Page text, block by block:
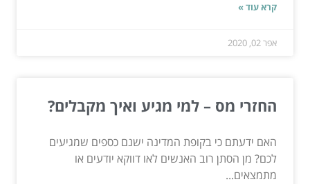
קרא עוד »
אפר 02, 2020
החזרי מס – למי מגיע ואיך מקבלים?
האם ידעתם כי בקופת המדינה ישנם כספים שמגיעים
לכם? מן הסתן רוב האנשים לאו דווקא יודעים או
מתמצאים...